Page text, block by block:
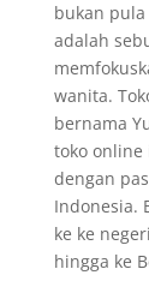
bukan pula
adalah
wanita.
bernama
toko
dengan
Indonesia.
ke ke
hingga ke